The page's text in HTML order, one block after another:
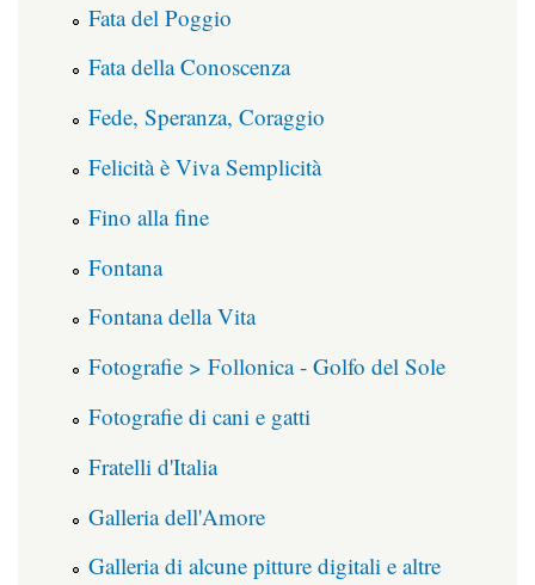
Fata del Poggio
Fata della Conoscenza
Fede, Speranza, Coraggio
Felicità è Viva Semplicità
Fino alla fine
Fontana
Fontana della Vita
Fotografie > Follonica - Golfo del Sole
Fotografie di cani e gatti
Fratelli d'Italia
Galleria dell'Amore
Galleria di alcune pitture digitali e altre